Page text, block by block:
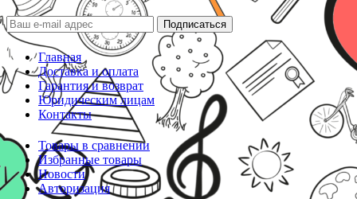
Подписаться
Главная
Доставка и оплата
Гарантия и возврат
Юридическим лицам
Контакты
Товары в сравнении
Избранные товары
Новости
Авторизация